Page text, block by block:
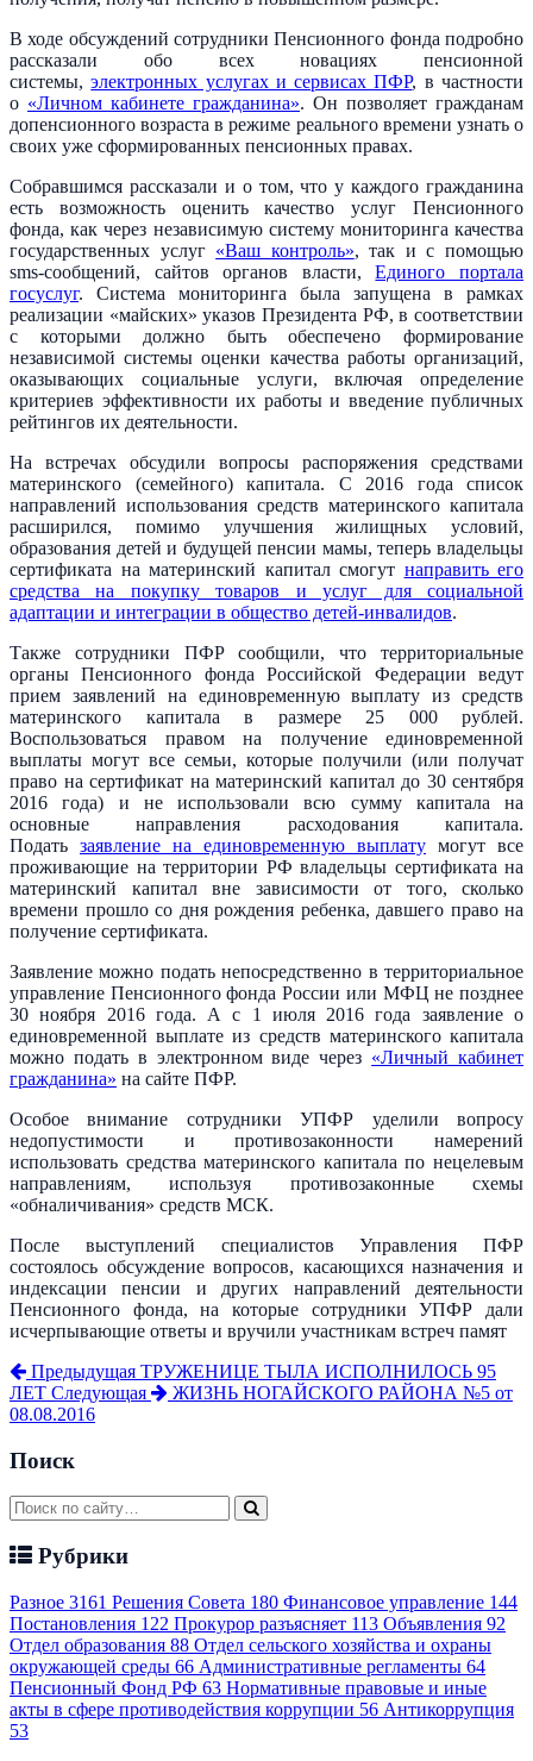
В ходе обсуждений сотрудники Пенсионного фонда подробно
рассказали обо всех новациях пенсионной
системы,электронных услугах и сервисах ПФР, в частности
о «Личном кабинете гражданина». Он позволяет гражданам
допенсионного возраста в режиме реального времени узнать о
своих уже сформированных пенсионных правах.
Собравшимся рассказали и о том, что у каждого гражданина
есть возможность оценить качество услуг Пенсионного
фонда, как через независимую систему мониторинга качества
государственных услуг «Ваш контроль», так и с помощью
sms-сообщений, сайтов органов власти,Единого портала
госуслуг. Система мониторинга была запущена в рамках
реализации «майских» указов Президента РФ, в соответствии
с которыми должно быть обеспечено формирование
независимой системы оценки качества работы организаций,
оказывающих социальные услуги, включая определение
критериев эффективности их работы и введение публичных
рейтингов их деятельности.
На встречах обсудили вопросы распоряжения средствами
материнского (семейного) капитала. С 2016 года список
направлений использования средств материнского капитала
расширился, помимо улучшения жилищных условий,
образования детей и будущей пенсии мамы, теперь владельцы
сертификата на материнский капитал смогут направить его
средства на покупку товаров и услуг для социальной
адаптации и интеграции в общество детей-инвалидов.
Также сотрудники ПФР сообщили, что территориальные
органы Пенсионного фонда Российской Федерации ведут
прием заявлений на единовременную выплату из средств
материнского капитала в размере 25 000 рублей.
Воспользоваться правом на получение единовременной
выплаты могут все семьи, которые получили (или получат
право на сертификат на материнский капитал до 30 сентября
2016 года) и не использовали всю сумму капитала на
основные направления расходования капитала.
Подать заявление на единовременную выплату могут все
проживающие на территории РФ владельцы сертификата на
материнский капитал вне зависимости от того, сколько
времени прошло со дня рождения ребенка, давшего право на
получение сертификата.
Заявление можно подать непосредственно в территориальное
управление Пенсионного фонда России или МФЦ не позднее
30 ноября 2016 года. А с 1 июля 2016 года заявление о
единовременной выплате из средств материнского капитала
можно подать в электронном виде через «Личный кабинет
гражданина» на сайте ПФР.
Особое внимание сотрудники УПФР уделили вопросу
недопустимости и противозаконности намерений
использовать средства материнского капитала по нецелевым
направлениям, используя противозаконные схемы
«обналичивания» средств МСК.
После выступлений специалистов Управления ПФР
состоялось обсуждение вопросов, касающихся назначения и
индексации пенсии и других направлений деятельности
Пенсионного фонда, на которые сотрудники УПФР дали
исчерпывающие ответы и вручили участникам встреч памят
Предыдущая ТРУЖЕНИЦЕ ТЫЛА ИСПОЛНИЛОСЬ 95
ЛЕТ Следующая
ЖИЗНЬ НОГАЙСКОГО РАЙОНА №5 от
08.08.2016
Поиск
Рубрики
Разное 3161 Решения Совета 180 Финансовое управление 144
Постановления 122 Прокурор разъясняет 113 Объявления 92
Отдел образования 88 Отдел сельского хозяйства и охраны
окружающей среды 66 Административные регламенты 64
Пенсионный Фонд РФ 63 Нормативные правовые и иные
акты в сфере противодействия коррупции 56 Антикоррупция
53